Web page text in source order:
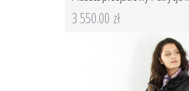
3 550.00 zł